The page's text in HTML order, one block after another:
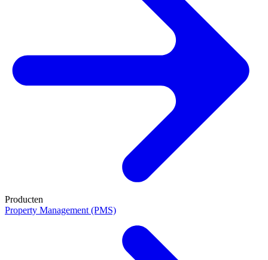
Producten
Property Management (PMS)